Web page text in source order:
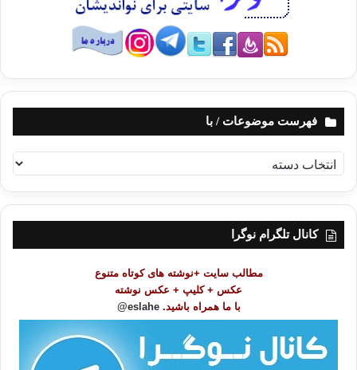
فهرست موضوعات / با
ه
ر
کانال تلگرام نوگرا
مطالب سایت +نوشته های کوتاه متنوع
عکس + کلیپ + عکس نوشته
با ما همراه باشید. eslahe@